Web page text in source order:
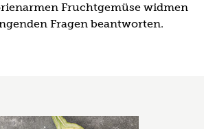
Fruchtgemüse widmen
Fragen beantworten.